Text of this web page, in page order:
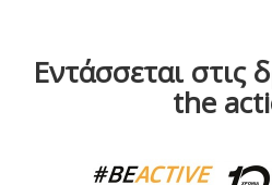
Εντάσσεται στις
the